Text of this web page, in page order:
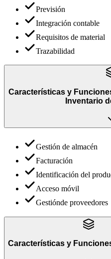
Previsión
Integración contable
Requisitos de material
Trazabilidad
Características y
Inventario
Gestión de almacén
Facturación
Identificación del
Acceso móvil
Gestiónde proveedores
Características y